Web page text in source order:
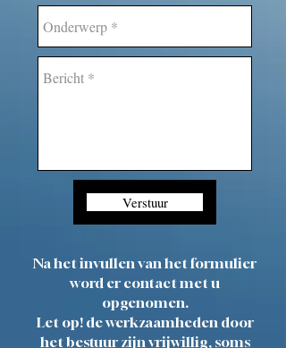
Verstuur
Na het invullen van het formulier
word er contact met u
opgenomen.
Let op! de werkzaamheden door
het bestuur zijn vrijwillig, soms